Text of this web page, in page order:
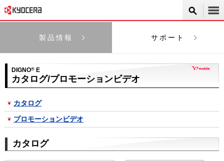
製品情報 サポート
DIGNO® E
カタログ/プロモーションビデオ
カタログ
プロモーションビデオ
カタログ